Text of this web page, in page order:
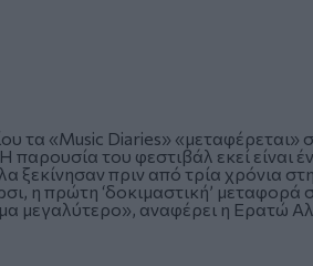
τα «Music Diaries» «μεταφέρεται»
του φεστιβάλ εκεί είναι
ξεκίνησαν πριν από τρία χρόνια
η πρώτη ‘δοκιμαστική’ μεταφορά
μεγαλύτερο», αναφέρει η Ερατώ